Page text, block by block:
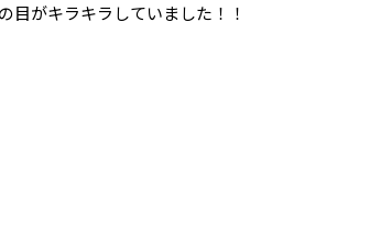
目がキラキラしていました！！